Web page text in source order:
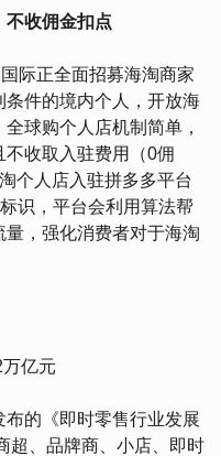
不收佣金扣点
际正全面招募海淘商家
条件的境内个人，开放海
球购个人店机制简单，
不收取入驻费用（0佣
个人店入驻拼多多平台
识，平台会利用算法帮
，强化消费者对于海淘
亿元
的《即时零售行业发展
超、品牌商、小店、即时